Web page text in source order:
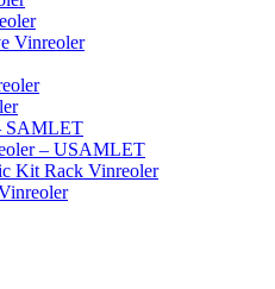
Vinreoler
SAMLET
– USAMLET
Kit Rack Vinreoler